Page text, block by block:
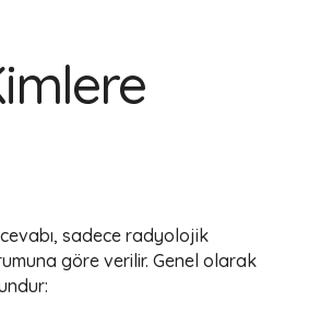
sadece radyolojik
göre verilir. Genel olarak